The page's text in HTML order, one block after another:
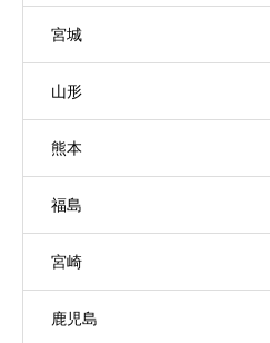
宮城
山形
熊本
福島
宮崎
鹿児島